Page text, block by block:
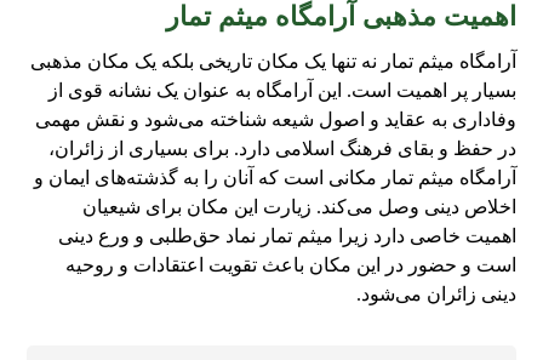
اهمیت مذهبی آرامگاه میثم تمار
آرامگاه میثم تمار نه تنها یک مکان تاریخی بلکه یک مکان مذهبی
بسیار پر اهمیت است. این آرامگاه به عنوان یک نشانه قوی از
وفاداری به عقاید و اصول شیعه شناخته می‌شود و نقش مهمی
در حفظ و بقای فرهنگ اسلامی دارد. برای بسیاری از زائران،
آرامگاه میثم تمار مکانی است که آنان را به گذشته‌های ایمان و
اخلاص دینی وصل می‌کند. زیارت این مکان برای شیعیان
اهمیت خاصی دارد زیرا میثم تمار نماد حق‌طلبی و ورع دینی
است و حضور در این مکان باعث تقویت اعتقادات و روحیه
دینی زائران می‌شود.